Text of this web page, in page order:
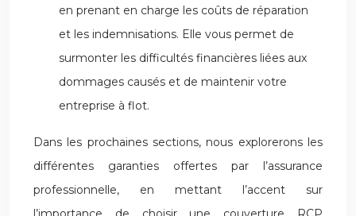
en prenant en charge les coûts de réparation
et les indemnisations. Elle vous permet de
surmonter les difficultés financières liées aux
dommages causés et de maintenir votre
entreprise à flot.
Dans les prochaines sections, nous explorerons les
différentes garanties offertes par l’assurance
professionnelle, en mettant l’accent sur